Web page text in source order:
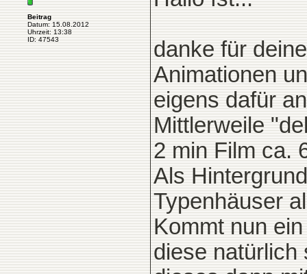
Beitrag
Datum: 15.08.2012
Uhrzeit: 13:38
ID: 47543
danke für
Animationen
eigens dafür
Mittlerweile
2 min Film ca.
Als
Typenhäuser
Kommt nun
diese natürlich